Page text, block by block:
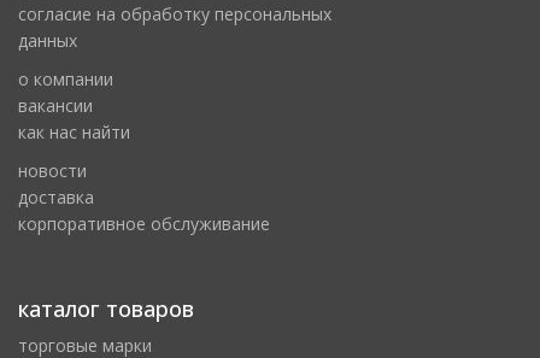
cогласие на обработку персональных
данных
о компании
вакансии
как нас найти
новости
доставка
корпоративное обслуживание
каталог товаров
торговые марки